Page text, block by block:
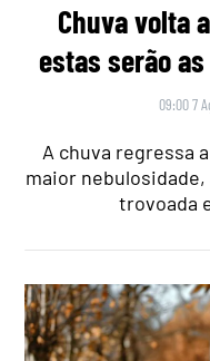
Chuva volta
estas serão
09:00 7
A chuva regressa
maior
trovoada